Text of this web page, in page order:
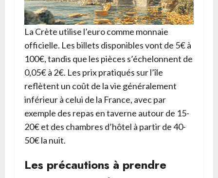
La Crète utilise l’euro comme monnaie
officielle. Les billets disponibles vont de 5€ à
100€, tandis que les pièces s’échelonnent de
0,05€ à 2€. Les prix pratiqués sur l’île
reflètent un coût de la vie généralement
inférieur à celui de la France, avec par
exemple des repas en taverne autour de 15-
20€ et des chambres d’hôtel à partir de 40-
50€ la nuit.
Les précautions à prendre